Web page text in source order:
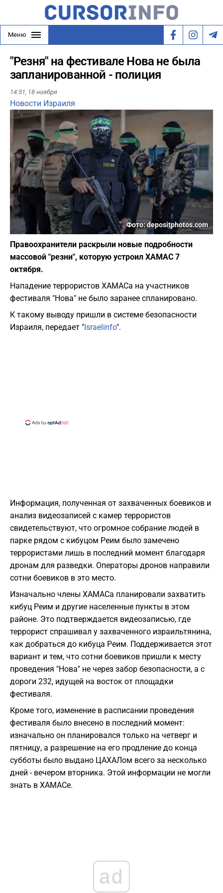
Меню
"Резня" на фестивале Нова не была
запланированной - полиция
14:51, 18 ноября
Новости Израиля
Фото: depositphotos.com
Правоохранители раскрыли новые подробности
массовой "резни", которую устроил ХАМАС 7
октября.
Нападение террористов ХАМАСа на участников
фестиваля "Нова" не было заранее спланировано.
К такому выводу пришли в системе безопасности
Израиля, передает " Israelinfo".
Информация, полученная от захваченных боевиков и
анализ видеозаписей с камер террористов
свидетельствуют, что огромное собрание людей в
парке рядом с кибуцом Реим было замечено
террористами лишь в последний момент благодаря
дронам для разведки. Операторы дронов направили
сотни боевиков в это место.
Изначально члены ХАМАСа планировали захватить
кибуц Реим и другие населенные пункты в этом
районе. Это подтверждается видеозаписью, где
террорист спрашивал у захваченного израильтянина,
как добраться до кибуца Реим. Поддерживается этот
вариант и тем, что сотни боевиков пришли к месту
проведения "Нова" не через забор безопасности, а с
дороги 232, идущей на восток от площадки
фестиваля.
Кроме того, изменение в расписании проведения
фестиваля было внесено в последний момент:
изначально он планировался только на четверг и
пятницу, а разрешение на его продление до конца
субботы было выдано ЦАХАЛом всего за несколько
дней - вечером вторника. Этой информации не могли
знать в ХАМАСе.
ad